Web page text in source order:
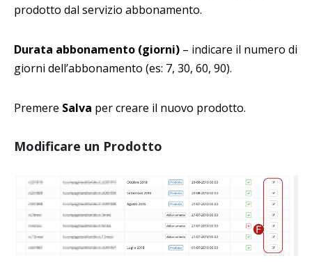
prodotto dal servizio abbonamento.
Durata abbonamento (giorni) – indicare il numero di
giorni dell’abbonamento (es: 7, 30, 60, 90).
Premere Salva per creare il nuovo prodotto.
Modificare un Prodotto